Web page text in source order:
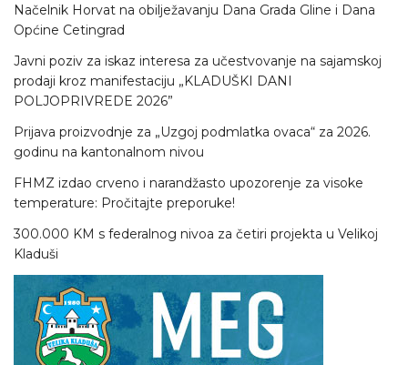
Načelnik Horvat na obilježavanju Dana Grada Gline i Dana
Općine Cetingrad
Javni poziv za iskaz interesa za učestvovanje na sajamskoj
prodaji kroz manifestaciju „KLADUŠKI DANI
POLJOPRIVREDE 2026”
Prijava proizvodnje za „Uzgoj podmlatka ovaca“ za 2026.
godinu na kantonalnom nivou
FHMZ izdao crveno i narandžasto upozorenje za visoke
temperature: Pročitajte preporuke!
300.000 KM s federalnog nivoa za četiri projekta u Velikoj
Kladuši